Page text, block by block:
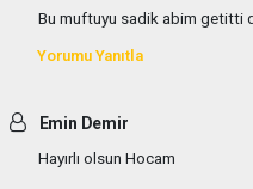
Bu muftuyu sadik abim getitti
Yorumu Yanıtla
Emin Demir
Hayırlı olsun Hocam